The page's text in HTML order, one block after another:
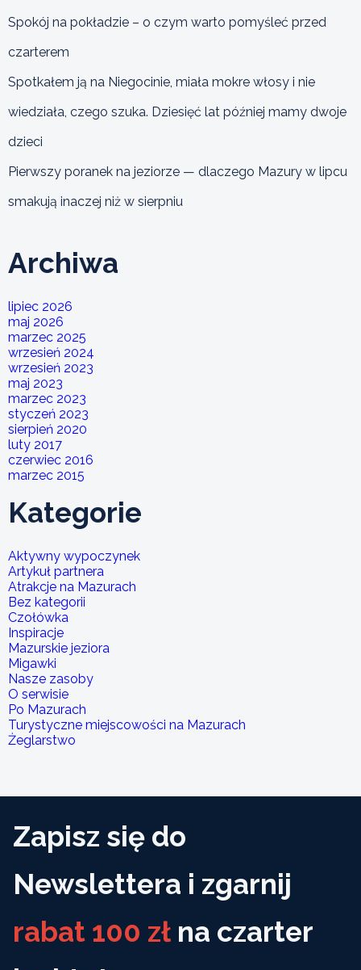
Spokój na pokładzie – o czym warto pomyśleć przed
czarterem
Spotkałem ją na Niegocinie, miała mokre włosy i nie
wiedziała, czego szuka. Dziesięć lat później mamy dwoje
dzieci
Pierwszy poranek na jeziorze — dlaczego Mazury w lipcu
smakują inaczej niż w sierpniu
Archiwa
lipiec 2026
maj 2026
marzec 2025
wrzesień 2024
wrzesień 2023
maj 2023
marzec 2023
styczeń 2023
sierpień 2020
luty 2017
czerwiec 2016
marzec 2015
Kategorie
Aktywny wypoczynek
Artykuł partnera
Atrakcje na Mazurach
Bez kategorii
Czołówka
Inspiracje
Mazurskie jeziora
Migawki
Nasze zasoby
O serwisie
Po Mazurach
Turystyczne miejscowości na Mazurach
Żeglarstwo
Zapisz się do
Newslettera i zgarnij
rabat 100 zł na czarter